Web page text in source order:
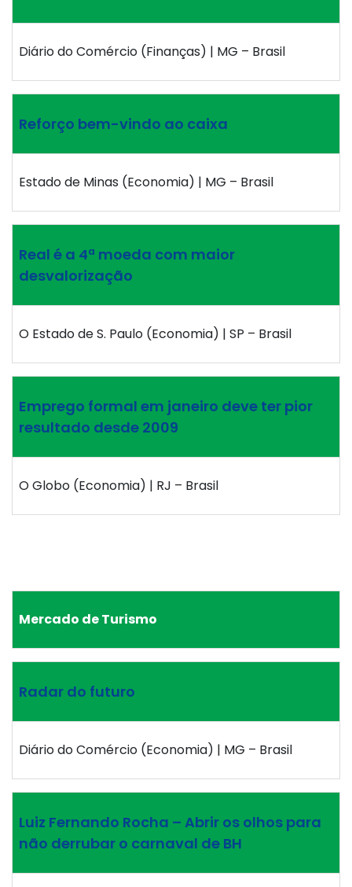
Diário do Comércio (Finanças) | MG – Brasil
Reforço bem-vindo ao caixa
Estado de Minas (Economia) | MG – Brasil
Real é a 4ª moeda com maior
desvalorização
O Estado de S. Paulo (Economia) | SP – Brasil
Emprego formal em janeiro deve ter pior
resultado desde 2009
O Globo (Economia) | RJ – Brasil
Mercado de Turismo
Radar do futuro
Diário do Comércio (Economia) | MG – Brasil
Luiz Fernando Rocha – Abrir os olhos para
não derrubar o carnaval de BH